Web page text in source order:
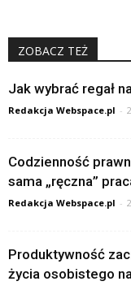
ZOBACZ TEŻ
Jak wybrać regał
Redakcja Webspace.pl -
Codzienność
sama „ręczna”
Redakcja Webspace.pl -
Produktywność
życia osobistego